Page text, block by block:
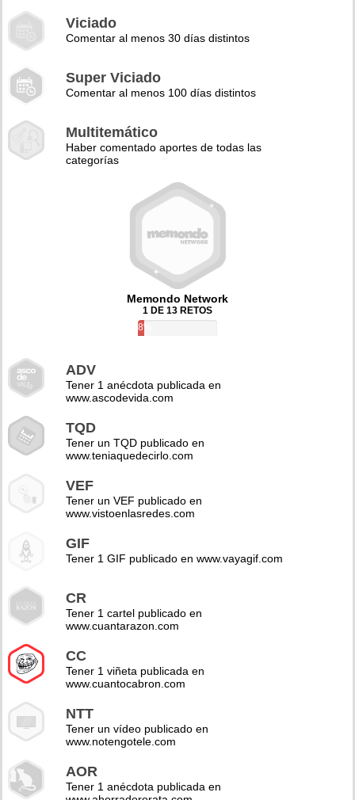
Viciado
Comentar al menos 30 días distintos
Super Viciado
Comentar al menos 100 días distintos
Multitemático
Haber comentado aportes de todas las
categorías
Memondo Network
1 DE 13 RETOS
8%
ADV
Tener 1 anécdota publicada en
www.ascodevida.com
TQD
Tener un TQD publicado en
www.teniaquedecirlo.com
VEF
Tener un VEF publicado en
www.vistoenlasredes.com
GIF
Tener 1 GIF publicado en www.vayagif.com
CR
Tener 1 cartel publicado en
www.cuantarazon.com
CC
Tener 1 viñeta publicada en
www.cuantocabron.com
NTT
Tener un vídeo publicado en
www.notengotele.com
AOR
Tener 1 anécdota publicada en